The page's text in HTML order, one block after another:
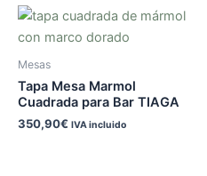
Mesas
Tapa Mesa Marmol
Cuadrada para Bar TIAGA
350,90€ IVA incluido